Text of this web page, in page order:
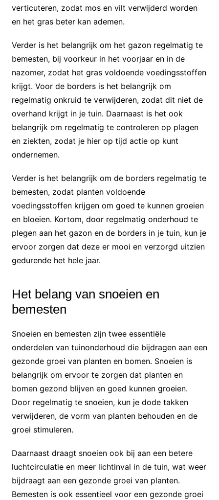
verticuteren, zodat mos en vilt verwijderd worden
en het gras beter kan ademen.
Verder is het belangrijk om het gazon regelmatig te
bemesten, bij voorkeur in het voorjaar en in de
nazomer, zodat het gras voldoende voedingsstoffen
krijgt. Voor de borders is het belangrijk om
regelmatig onkruid te verwijderen, zodat dit niet de
overhand krijgt in je tuin. Daarnaast is het ook
belangrijk om regelmatig te controleren op plagen
en ziekten, zodat je hier op tijd actie op kunt
ondernemen.
Verder is het belangrijk om de borders regelmatig te
bemesten, zodat planten voldoende
voedingsstoffen krijgen om goed te kunnen groeien
en bloeien. Kortom, door regelmatig onderhoud te
plegen aan het gazon en de borders in je tuin, kun je
ervoor zorgen dat deze er mooi en verzorgd uitzien
gedurende het hele jaar.
Het belang van snoeien en
bemesten
Snoeien en bemesten zijn twee essentiële
onderdelen van tuinonderhoud die bijdragen aan een
gezonde groei van planten en bomen. Snoeien is
belangrijk om ervoor te zorgen dat planten en
bomen gezond blijven en goed kunnen groeien.
Door regelmatig te snoeien, kun je dode takken
verwijderen, de vorm van planten behouden en de
groei stimuleren.
Daarnaast draagt snoeien ook bij aan een betere
luchtcirculatie en meer lichtinval in de tuin, wat weer
bijdraagt aan een gezonde groei van planten.
Bemesten is ook essentieel voor een gezonde groei